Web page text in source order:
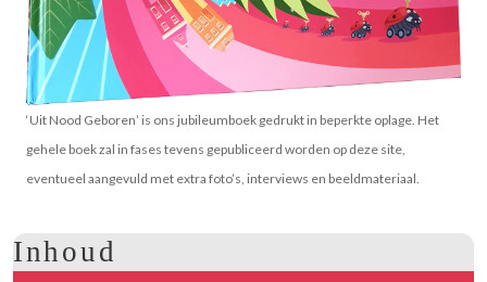
‘Uit Nood Geboren’ is ons jubileumboek gedrukt in beperkte oplage. Het
gehele boek zal in fases tevens gepubliceerd worden op deze site,
eventueel aangevuld met extra foto’s, interviews en beeldmateriaal.
Inhoud